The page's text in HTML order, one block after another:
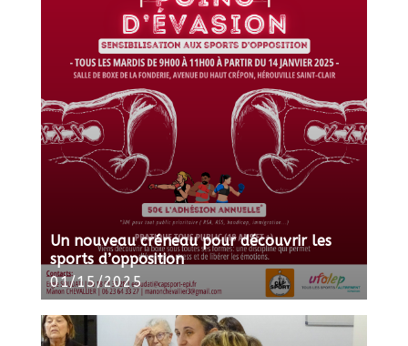
Un nouveau créneau pour découvrir les
sports d’opposition
01/15/2025